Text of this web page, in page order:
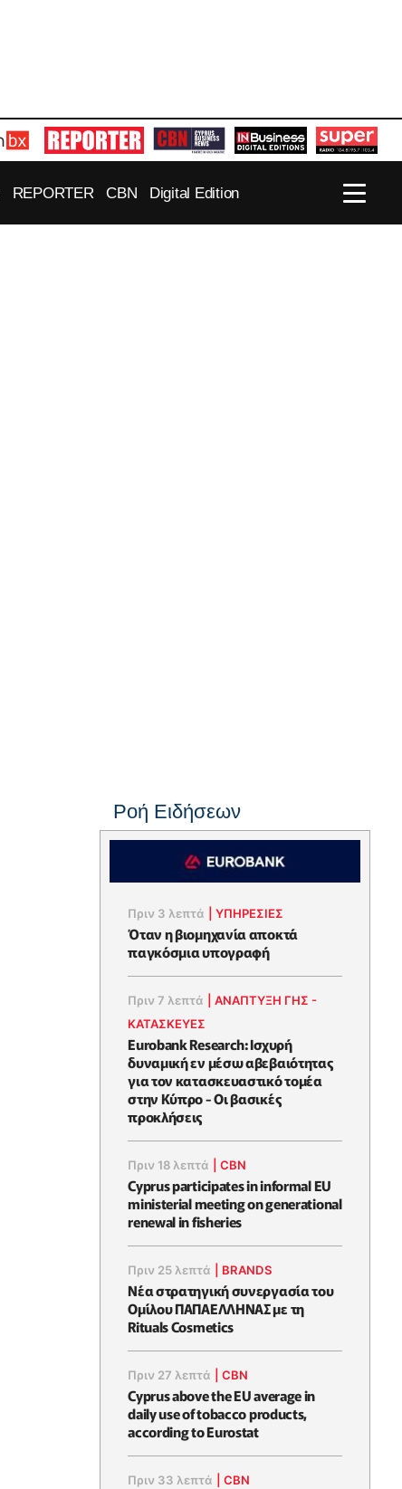
REPORTER CBN Digital Edition
Ροή Ειδήσεων
Πριν 3 λεπτά |ΥΠΗΡΕΣΙΕΣ
Όταν η βιομηχανία αποκτά
παγκόσμια υπογραφή
Πριν 7 λεπτά |ΑΝΑΠΤΥΞΗ ΓΗΣ -
ΚΑΤΑΣΚΕΥΕΣ
Eurobank Research: Ισχυρή
δυναμική εν μέσω αβεβαιότητας
για τον κατασκευαστικό τομέα
στην Κύπρο - Οι βασικές
προκλήσεις
Πριν 18 λεπτά |CBN
Cyprus participates in informal EU
ministerial meeting on generational
renewal in fisheries
Πριν 25 λεπτά BRANDS
Νέα στρατηγική συνεργασία του
Ομίλου ΠΑΠΑΕΛΛΗΝΑΣ με τη
Rituals Cosmetics
Πριν 27 λεπτά |CBN
Cyprus above the EU average in
daily use of tobacco products,
according to Eurostat
Πριν 33 λεπτά |CBN